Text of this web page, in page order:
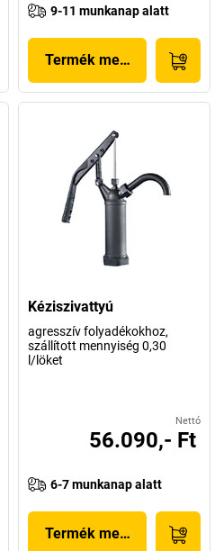
9-11 munkanap alatt
Termék megjelenítése
Kéziszivattyú
agresszív folyadékokhoz,
szállított mennyiség 0,30
l/löket
Nettó
56.090,- Ft
6-7 munkanap alatt
Termék megjelenítése